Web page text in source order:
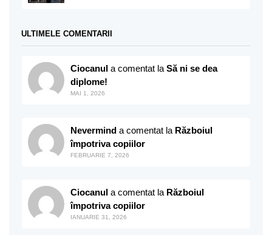
ULTIMELE COMENTARII
Ciocanul a comentat la Să ni se dea
diplome!
MAI 1, 2026
Nevermind a comentat la Războiul
împotriva copiilor
FEBRUARIE 7, 2026
Ciocanul a comentat la Războiul
împotriva copiilor
IANUARIE 31, 2026